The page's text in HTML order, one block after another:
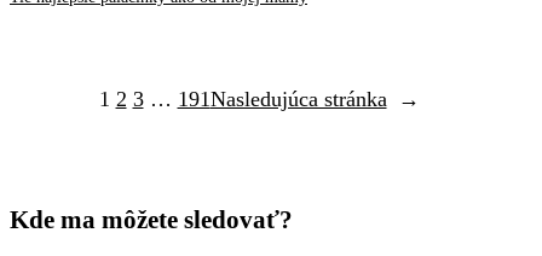
1 2 3 … 191Nasledujúca stránka →
Kde ma môžete sledovať?